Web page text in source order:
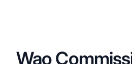
Wao